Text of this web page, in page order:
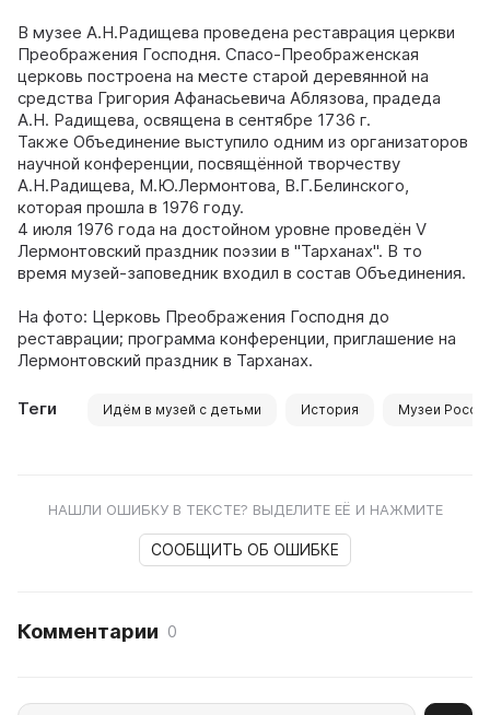
В музее А.Н.Радищева проведена реставрация церкви
Преображения Господня. Спасо-Преображенская
церковь построена на месте старой деревянной на
средства Григория Афанасьевича Аблязова, прадеда
А.Н. Радищева, освящена в сентябре 1736 г.
Также Объединение выступило одним из организаторов
научной конференции, посвящённой творчеству
А.Н.Радищева, М.Ю.Лермонтова, В.Г.Белинского,
которая прошла в 1976 году.
4 июля 1976 года на достойном уровне проведён V
Лермонтовский праздник поэзии в "Тарханах". В то
время музей-заповедник входил в состав Объединения.
На фото: Церковь Преображения Господня до
реставрации; программа конференции, приглашение на
Лермонтовский праздник в Тарханах.
Теги Идём в музей с детьми История Музеи
НАШЛИ ОШИБКУ В ТЕКСТЕ? ВЫДЕЛИТЕ ЕЁ И НАЖМИТЕ
СООБЩИТЬ ОБ ОШИБКЕ
Комментарии 0